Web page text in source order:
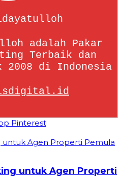
adalah Pakar
Terbaik dan
2008 di Indonesia
Pinterest
untuk Agen Properti